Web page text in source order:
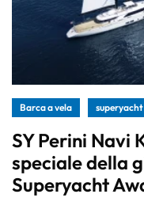
Barca a vela superyacht
SY Perini Navi
speciale della
Superyacht